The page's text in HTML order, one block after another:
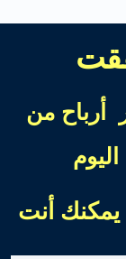
دولار أرباح من
أنت